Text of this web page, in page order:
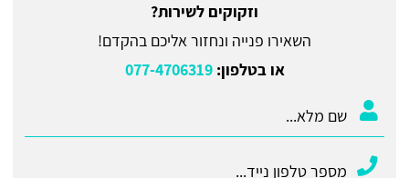
וזקוקים לשירות?
השאירו פנייה ונחזור אליכם בהקדם!
או בטלפון:077-4706319